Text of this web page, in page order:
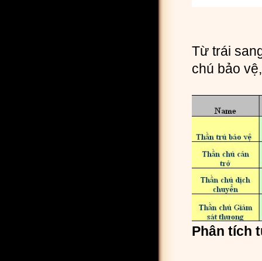
Từ trái
chú bảo
Phân tích